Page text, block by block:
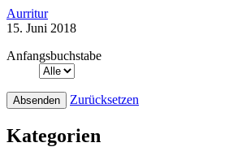
Aurritur
15. Juni 2018
Anfangsbuchstabe
Zurücksetzen
Kategorien